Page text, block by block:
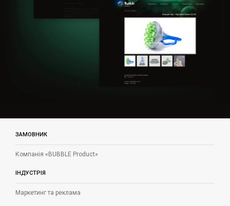
ЗАМОВНИК
Компанія «BUBBLE Product»
ІНДУСТРІЯ
Маркетинг та реклама